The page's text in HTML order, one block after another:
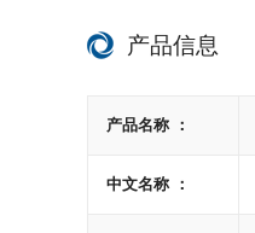
产品信息
产品名称 ：
中文名称 ：